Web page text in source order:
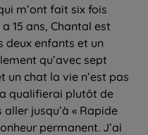
m’ont fait six fois
15 ans, Chantal est
deux enfants et un
qu’avec sept
chat la vie n’est pas
qualifierai plutôt de
jusqu’à « Rapide
permanent. J’ai